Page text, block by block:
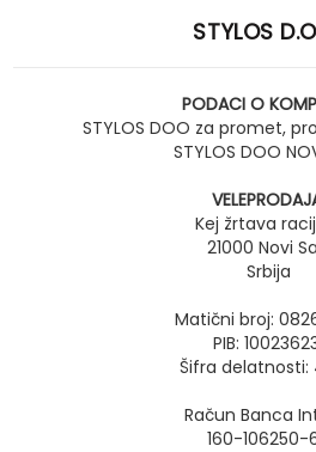
STYLOS
PODACI O
STYLOS DOO za promet,
STYLOS DOO
Kej žrtava
21000 Novi
Srbija
Matični broj:
PIB:
Šifra delatnosti:
Račun Banca
160-106250-